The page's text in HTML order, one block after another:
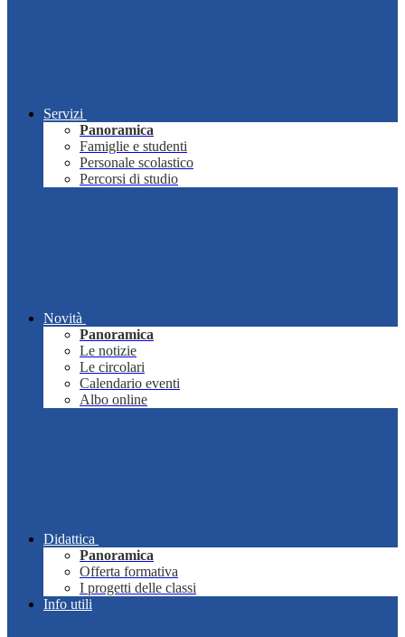
Servizi
Panoramica
Famiglie e studenti
Personale scolastico
Percorsi di studio
Novità
Panoramica
Le notizie
Le circolari
Calendario eventi
Albo online
Didattica
Panoramica
Offerta formativa
I progetti delle classi
Info utili